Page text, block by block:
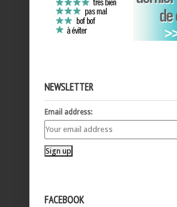
NEWSLETTER
Email address:
FACEBOOK